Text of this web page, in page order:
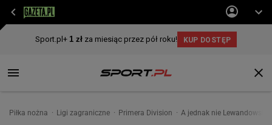
Piłka nożna Ligi zagraniczne Primera Division A jednak nie Lewandowski!